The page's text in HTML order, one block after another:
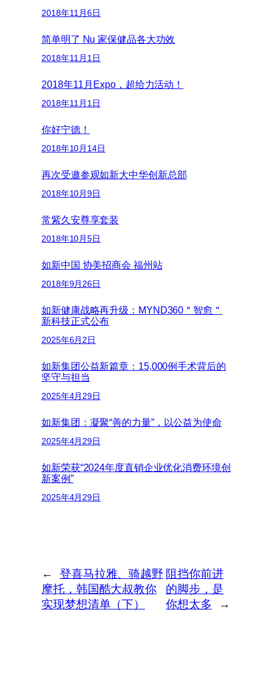
2018年11月6日
简单明了 Nu 家保健品各大功效
2018年11月1日
2018年11月Expo，超给力活动！
2018年11月1日
你好宁德！
2018年10月14日
再次受邀参观如新大中华创新总部
2018年10月9日
常紫久安尊享套装
2018年10月5日
如新中国 协美招商会 福州站
2018年9月26日
如新健康战略再升级：MYND360＂智愈＂
新科技正式公布
2025年6月2日
如新集团公益新篇章：15,000例手术背后的
坚守与担当
2025年4月29日
如新集团：凝聚“善的力量”，以公益为使命
2025年4月29日
如新荣获“2024年度直销企业优化消费环境创
新案例”
2025年4月29日
←
登喜马拉雅、骑越野
摩托，韩国酷大叔教你
实现梦想清单（下）
阻挡你前进
的脚步，是
你想太多
→